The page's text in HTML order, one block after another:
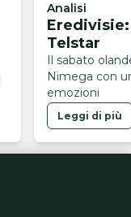
Analisi
Telstar
Il sabato
Nimega con
emozioni
Leggi di più